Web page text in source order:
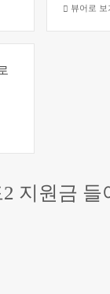
뷰어로 보
지원금 들